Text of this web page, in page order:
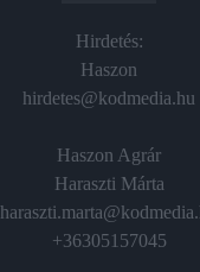
Hirdetés:
Haszon
hirdetes@kodmedia.hu
Haszon Agrár
Haraszti Márta
+36305157045